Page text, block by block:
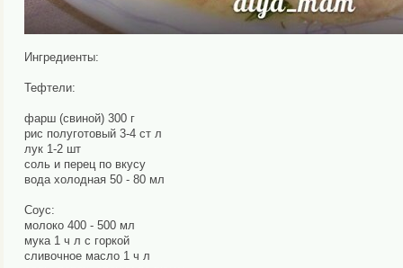
Ингредиенты:
Тефтели:
фарш (свиной) 300 г
рис полуготовый 3-4 ст л
лук 1-2 шт
соль и перец по вкусу
вода холодная 50 - 80 мл
Соус:
молоко 400 - 500 мл
мука 1 ч л с горкой
сливочное масло 1 ч л